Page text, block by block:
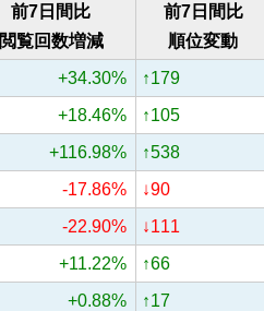
前7日間比
閲覧回数増減
前7日間比
順位変動
+34.30%
↑179
+18.46%
↑105
+116.98%
↑538
-17.86%
↓90
-22.90%
↓111
+11.22%
↑66
+0.88%
↑17